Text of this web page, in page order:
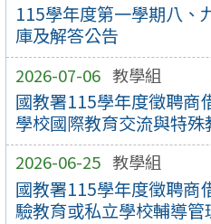
115學年度第一學期八、
庫及解答公告
2026-07-06 教學組
國教署115學年度徵聘商
學校國際教育交流與特
2026-06-25 教學組
國教署115學年度徵聘商
驗教育或私立學校輔導管